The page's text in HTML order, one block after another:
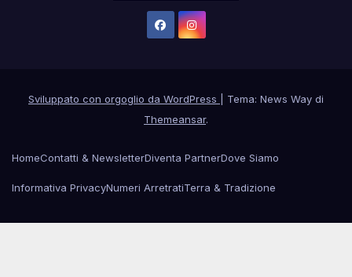
Sviluppato con orgoglio da WordPress
Tema: News Way di
Themeansar.
HomeContatti & NewsletterDiventa PartnerDove Siamo
Informativa PrivacyNumeri ArretratiTerra & Tradizione